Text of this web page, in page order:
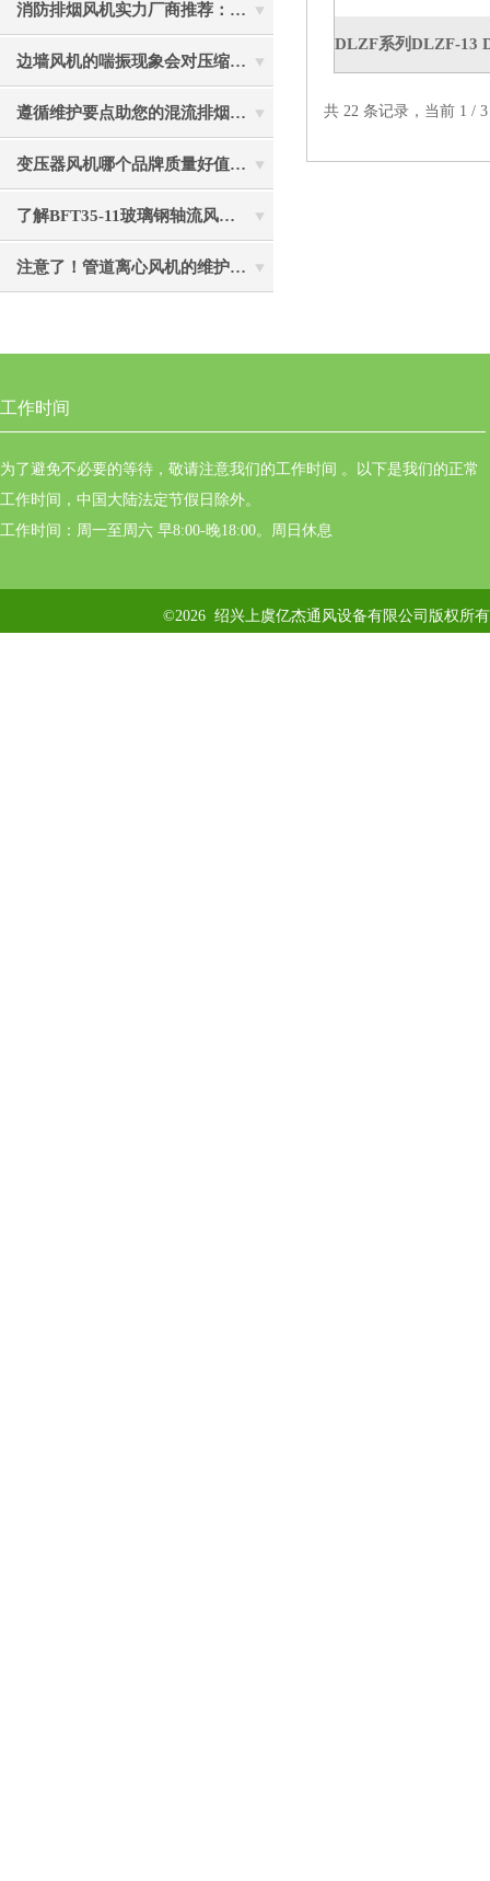
消防排烟风机实力厂商推荐：绍兴上虞亿杰通风设备风量覆盖444～134892 m3/h
边墙风机的喘振现象会对压缩机造成的损害介绍
遵循维护要点助您的混流排烟风机成为真正“风中卫士”
变压器风机哪个品牌质量好值得选？静音节能使用寿命长
了解BFT35-11玻璃钢轴流风机各组成部件功能特点才能更好的使用它
注意了！管道离心风机的维护保养工作不能忘
共 22 条记录，当前 1
工作时间
为了避免不必要的等待，敬请注意我们的工作时间 。以下是我们的正常
工作时间，中国大陆法定节假日除外。
工作时间：周一至周六 早8:00-晚18:00。周日休息
©2026 绍兴上虞亿杰通风设备有限公司版权所有